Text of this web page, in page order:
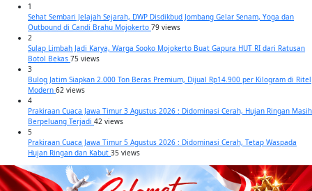
1
Sehat Sembari Jelajah Sejarah, DWP Disdikbud Jombang Gelar Senam, Yoga dan
Outbound di Candi Brahu Mojokerto 79 views
2
Sulap Limbah Jadi Karya, Warga Sooko Mojokerto Buat Gapura HUT RI dari Ratusan
Botol Bekas 75 views
3
Bulog Jatim Siapkan 2.000 Ton Beras Premium, Dijual Rp14.900 per Kilogram di Ritel
Modern 62 views
4
Prakiraan Cuaca Jawa Timur 3 Agustus 2026 : Didominasi Cerah, Hujan Ringan Masih
Berpeluang Terjadi 42 views
5
Prakiraan Cuaca Jawa Timur 5 Agustus 2026 : Didominasi Cerah, Tetap Waspada
Hujan Ringan dan Kabut 35 views